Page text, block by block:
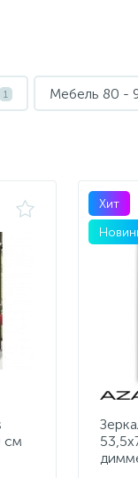
1 Мебель 80 -
см
Хит